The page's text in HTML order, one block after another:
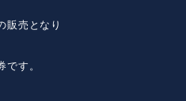
販売となり
す。